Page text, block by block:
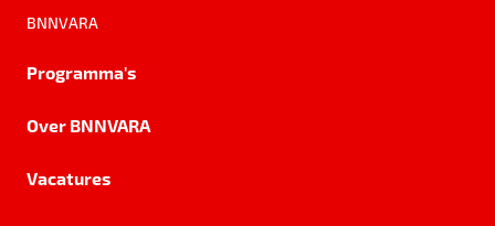
BNNVARA
Programma's
Over BNNVARA
Vacatures